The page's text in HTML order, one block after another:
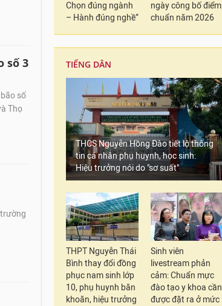
số 3
số
Thọ
Chọn đúng ngành
– Hành đúng nghề”
ngày công bố điểm
chuẩn năm 2026
TIẾNG DÂN
THCS Nguyễn Hồng Đào tiết lộ thông
tin cá nhân phụ huynh, học sinh:
Hiệu trưởng nói do "sơ suất"
THPT Nguyễn Thái
Bình thay đổi đồng
phục nam sinh lớp
10, phụ huynh băn
khoăn, hiệu trưởng
Sinh viên
livestream phản
cảm: Chuẩn mực
đào tạo y khoa cần
được đặt ra ở mức